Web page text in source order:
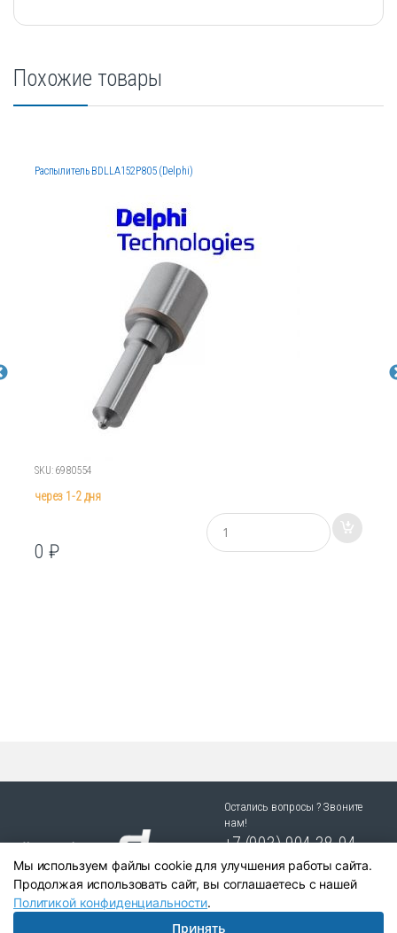
Похожие товары
Распылитель BDLLA152P805 (Delphi)
SKU: 6980554
через 1-2 дня
0 ₽
К
о
Остались вопросы ? Звоните
нам!
+7 (903) 904 38-94
г. Новосибирск, ул. Степная
25/1 к.1
Мы используем файлы cookie для улучшения работы сайта.
Продолжая использовать сайт, вы соглашаетесь с нашей
Политикой конфиденциальности.
Принять